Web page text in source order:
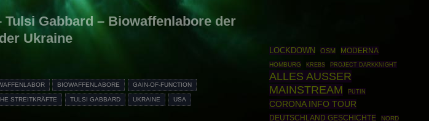
Tulsi Gabbard – Biowaffenlabore der
Ukraine
BIOWAFFENLABORE GAIN-OF-FUNCTION
STREITKRÄFTE TULSI GABBARD UKRAINE USA
LOCKDOWN OSM MODERNA
HOMBURG KREBS PROJECT DARKKNIGHT
ALLES AUSSER
MAINSTREAM
PUTIN
CORONA INFO TOUR
DEUTSCHLAND GESCHICHTE
NORD